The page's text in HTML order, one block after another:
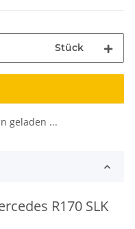
Stück
geladen ...
R170 SLK